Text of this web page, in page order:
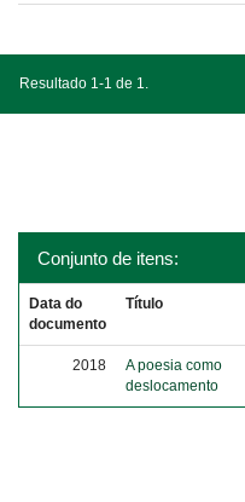
Resultado 1-1 de 1.
Conjunto de itens:
Data do
documento
Título
2018
A poesia como
deslocamento